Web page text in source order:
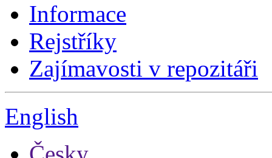
Informace
Rejstříky
Zajímavosti v repozitáři
English